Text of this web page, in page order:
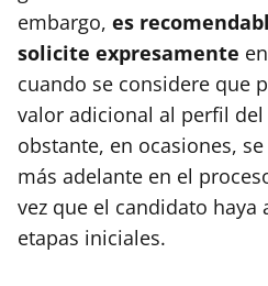
embargo, es
solicite expresamente
cuando se considere que
valor adicional al perfil
obstante, en ocasiones,
más adelante en el
vez que el candidato haya
etapas iniciales.